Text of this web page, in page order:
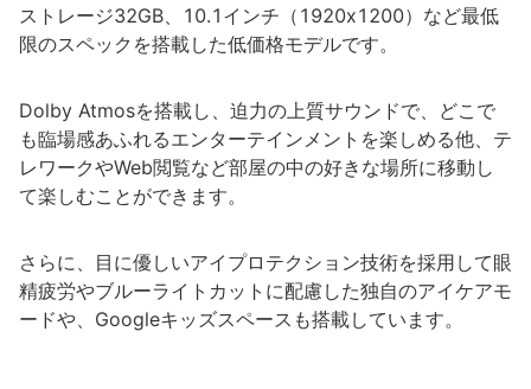
ストレージ32GB、10.1インチ（1920x1200）など最低
限のスペックを搭載した低価格モデルです。
Dolby Atmosを搭載し、迫力の上質サウンドで、どこで
も臨場感あふれるエンターテインメントを楽しめる他、テ
レワークやWeb閲覧など部屋の中の好きな場所に移動し
て楽しむことができます。
さらに、目に優しいアイプロテクション技術を採用して眼
精疲労やブルーライトカットに配慮した独自のアイケアモ
ードや、Googleキッズスペースも搭載しています。